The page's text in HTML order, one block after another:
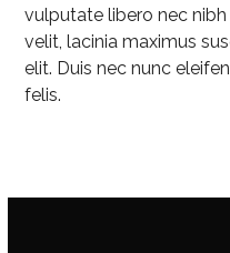
vulputate libero nec
velit, lacinia maximus
elit. Duis nec nunc
felis.